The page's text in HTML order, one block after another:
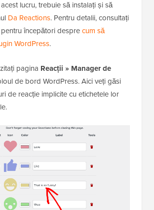
lucru, trebuie să instalați și să
Da Reactions. Pentru detalii, consultați
începători desprecum să
WordPress.
pagina Reacții » Manager de
de bord WordPress. Aici veți găsi
de reacție implicite cu etichetele lor